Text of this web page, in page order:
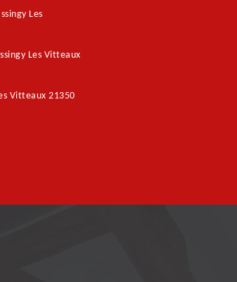
Les
Les Vitteaux
Vitteaux 21350